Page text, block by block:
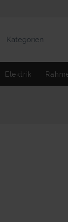
Kategorien
Elektrik